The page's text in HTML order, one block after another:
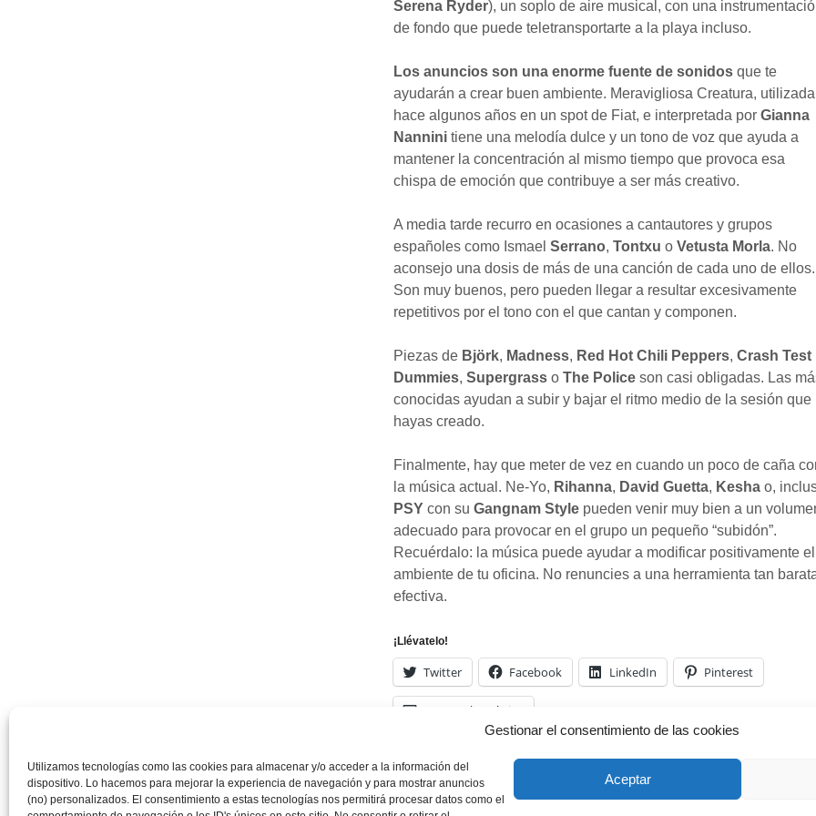
Gestionar el consentimiento de las cookies
Utilizamos tecnologías como las cookies para almacenar y/o acceder a la información del
dispositivo. Lo hacemos para mejorar la experiencia de navegación y para mostrar anuncios
(no) personalizados. El consentimiento a estas tecnologías nos permitirá procesar datos como el
Aceptar
Serena Ryder), un soplo de aire musical, con una
de fondo que puede teletransportarte a la playa incluso.
Los anuncios son una enorme fuente de sonidos que te
ayudarán a crear buen ambiente. Meravigliosa Creatura, utilizada
hace algunos años en un spot de Fiat, e interpretada por Gianna
Nannini tiene una melodía dulce y un tono de voz que ayuda a
mantener la concentración al mismo tiempo que provoca esa
chispa de emoción que contribuye a ser más creativo.
A media tarde recurro en ocasiones a cantautores y grupos
españoles como Ismael Serrano, Tontxu o Vetusta Morla. No
aconsejo una dosis de más de una canción de cada uno de ellos.
Son muy buenos, pero pueden llegar a resultar excesivamente
repetitivos por el tono con el que cantan y componen.
Piezas de Björk, Madness, Red Hot Chili Peppers, Crash Test
Dummies, Supergrass o The Police son casi obligadas. Las
conocidas ayudan a subir y bajar el ritmo medio de la sesión que
hayas creado.
Finalmente, hay que meter de vez en cuando un poco de caña
la música actual. Ne-Yo, Rihanna, David Guetta, Kesha o,
PSY con su Gangnam Style pueden venir muy bien a un
adecuado para provocar en el grupo un pequeño “subidón”.
Recuérdalo: la música puede ayudar a modificar positivamente el
ambiente de tu oficina. No renuncies a una herramienta tan
efectiva.
¡Llévatelo!
Twitter Facebook LinkedIn Pinterest
Correo electrónico